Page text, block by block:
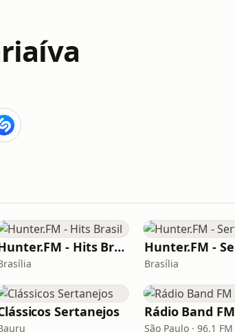
Hunter.FM - Hits Brasil
Brasília
Sertanejos Rádio Band FM
São Paulo · 96.1 FM